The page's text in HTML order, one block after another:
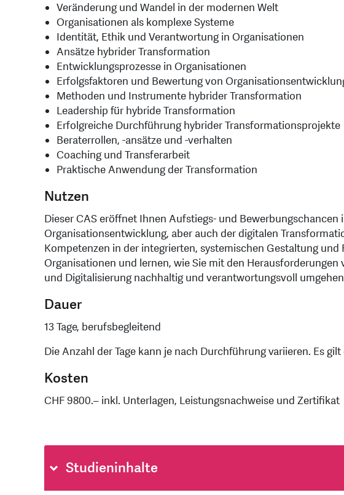
Veränderung und Wandel in der modernen Welt
Organisationen als komplexe Systeme
Identität, Ethik und Verantwortung in Organisationen
Ansätze hybrider Transformation
Entwicklungsprozesse in Organisationen
Erfolgsfaktoren und Bewertung von
Methoden und Instrumente hybrider Transformation
Leadership für hybride Transformation
Erfolgreiche Durchführung hybrider Transformationsprojekte
Beraterrollen, -ansätze und -verhalten
Coaching und Transferarbeit
Praktische Anwendung der Transformation
Nutzen
Dieser CAS eröffnet Ihnen Aufstiegs- und
Organisationsentwicklung, aber auch der digitalen
Kompetenzen in der integrierten, systemischen Gestaltung
Organisationen und lernen, wie Sie mit den
und Digitalisierung nachhaltig und verantwortungsvoll
Dauer
13 Tage, berufsbegleitend
Die Anzahl der Tage kann je nach Durchführung variieren. Es
Kosten
CHF 9800.– inkl. Unterlagen, Leistungsnachweise und Zertifikat
Studieninhalte